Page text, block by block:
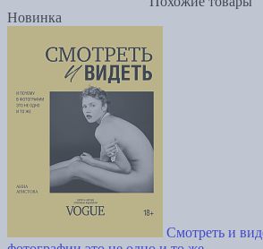
Новинка
Смотреть и